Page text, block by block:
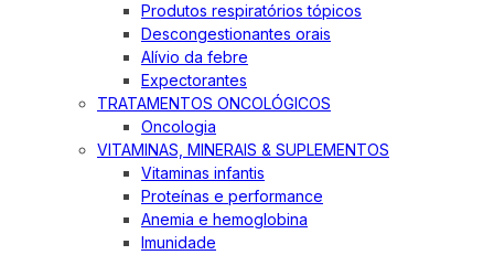
Produtos respiratórios tópicos
Descongestionantes orais
Alívio da febre
Expectorantes
TRATAMENTOS ONCOLÓGICOS
Oncologia
VITAMINAS, MINERAIS & SUPLEMENTOS
Vitaminas infantis
Proteínas e performance
Anemia e hemoglobina
Imunidade